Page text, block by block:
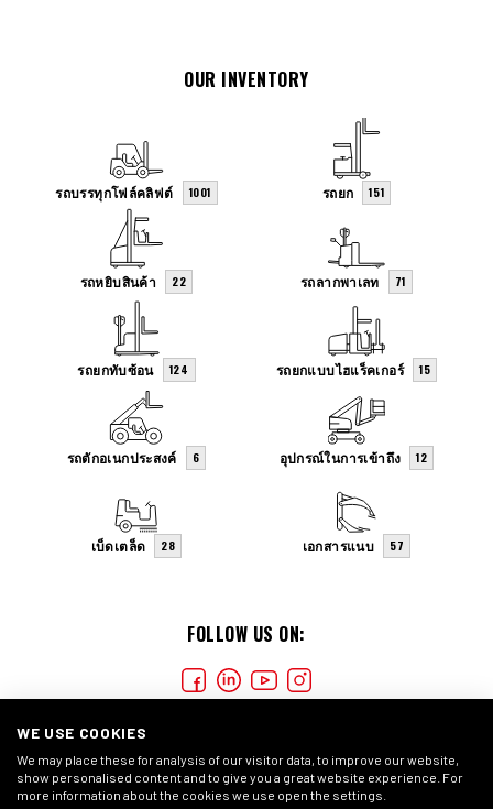
FOLLOW US ON:
OUR INVENTORY
รถบรรทุกโฟล์คลิฟต์ 1001 รถยก 151
รถหยิบสินค้า 22 รถลากพาเลท 71
รถยกทับซ้อน 124 รถยกแบบไฮแร็คเกอร์ 15
รถตักอเนกประสงค์ 6 อุปกรณ์ในการเข้าถึง 12
เบ็ดเตล็ด 28 เอกสารแนบ 57
WE USE COOKIES
We may place these for analysis of our visitor data, to improve our website,
show personalised content and to give you a great website experience. For
more information about the cookies we use open the settings.